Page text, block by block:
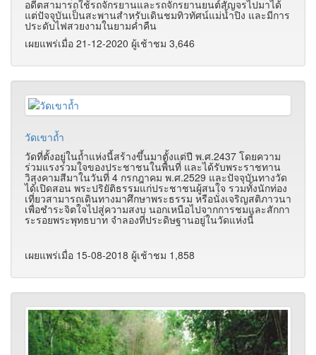
อดีตสามารถใช้รถจักรยานและรถจักรยานยนต์สัญจรไปมาได้
แต่ปัจจุบันเป็นสะพานสำหรับเดินชมทิวทัศน์แม่น้ำปิง และมีการ
ประดับไฟสวยงามในยามค่ำคืน
เผยแพร่เมื่อ 21-12-2020 ผู้เช้าชม 3,646
วัดเขาถ้ำ
วัดที่ตั้งอยู่ในถ้ำแห่งนี้สร้างขึ้นมาตั้งแต่ปี พ.ศ.2437 โดยความ
ร่วมแรงร่วมใจของประชาชนในพื้นที่ และได้รับพระราชทาน
วิสุงคามสีมาในวันที่ 4 กรกฎาคม พ.ศ.2529 และปัจจุบันทางวัด
ได้เปิดสอน พระปริยัติธรรมแก่ประชาชนผู้สนใจ รวมทั้งนักท่อง
เที่ยวสามารถเดินทางมาศึกษาพระธรรม หรือนั่งเจริญสติภาวนา
เพื่อชำระจิตใจไปสู่ความสงบ นอกเหนือไปจากการชมและสักกา
ระรอยพระพุทธบาท จำลองที่ประดิษฐานอยู่ในวัดแห่งนี้
เผยแพร่เมื่อ 15-08-2018 ผู้เช้าชม 1,858